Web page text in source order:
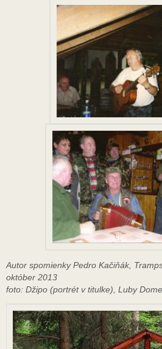
Autor spomienky Pedro Kačiňák,
október 2013
foto: Džipo (portrét v titulke), Luby